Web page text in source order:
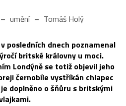
umění Tomáš Holý
posledních dnech poznamenal
britské královny u moci.
Londýně se totiž objevil jeho
černobíle vystříkán chlapec
doplněno o šňůru s britskými